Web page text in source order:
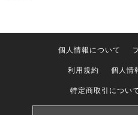
個人情報について
利用規約
個人情
特定商取引につい